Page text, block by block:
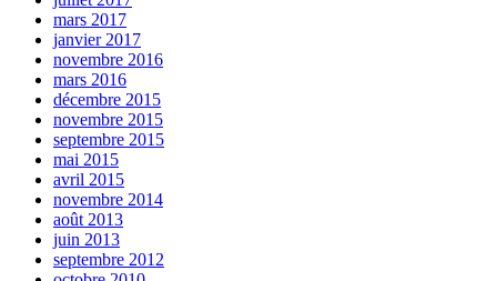
mars 2017
janvier 2017
novembre 2016
mars 2016
décembre 2015
novembre 2015
septembre 2015
mai 2015
avril 2015
novembre 2014
août 2013
juin 2013
septembre 2012